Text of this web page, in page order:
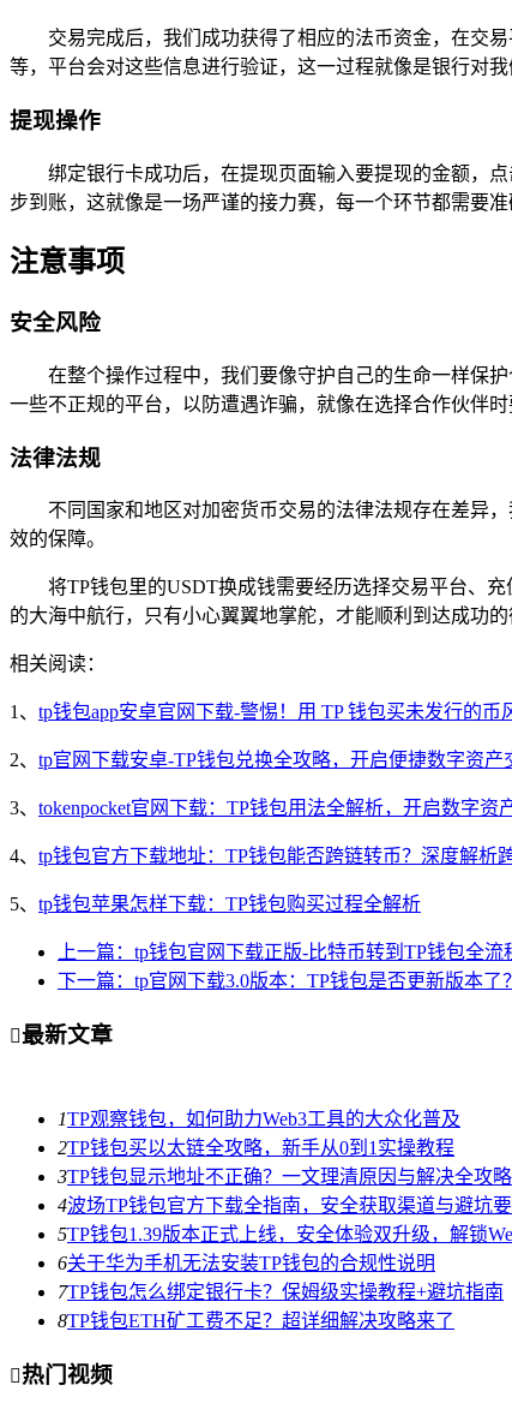
交易完成后，我们成功获得了相应的法币资金，在交
等，平台会对这些信息进行验证，这一过程就像是银行对
提现操作
绑定银行卡成功后，在提现页面输入要提现的金额，
步到账，这就像是一场严谨的接力赛，每一个环节都需要
注意事项
安全风险
在整个操作过程中，我们要像守护自己的生命一样保
一些不正规的平台，以防遭遇诈骗，就像在选择合作伙伴时
法律法规
不同国家和地区对加密货币交易的法律法规存在差异
效的保障。
将TP钱包里的USDT换成钱需要经历选择交易平台、
的大海中航行，只有小心翼翼地掌舵，才能顺利到达成功的
相关阅读：
1、 tp钱包app安卓官网下载-警惕！用 TP 钱包买未发行的币
2、 tp官网下载安卓-TP钱包兑换全攻略，开启便捷数字资产
3、 tokenpocket官网下载：TP钱包用法全解析，开启数字资
4、 tp钱包官方下载地址：TP钱包能否跨链转币？深度解析
5、 tp钱包苹果怎样下载：TP钱包购买过程全解析
上一篇：tp钱包官网下载正版-比特币转到TP钱包全流
下一篇：tp官网下载3.0版本：TP钱包是否更新版本
最新文章
1TP观察钱包，如何助力Web3工具的大众化普及
2TP钱包买以太链全攻略，新手从0到1实操教程
3TP钱包显示地址不正确？一文理清原因与解决全攻略
4波场TP钱包官方下载全指南，安全获取渠道与避坑
5TP钱包1.39版本正式上线，安全体验双升级，解锁
6关于华为手机无法安装TP钱包的合规性说明
7TP钱包怎么绑定银行卡？保姆级实操教程+避坑指南
8TP钱包ETH矿工费不足？超详细解决攻略来了
热门视频